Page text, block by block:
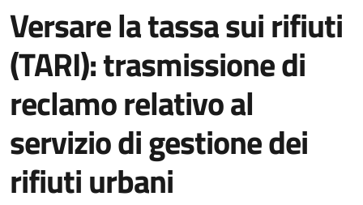
Versare la tassa sui rifiuti
(TARI): trasmissione di
reclamo relativo al
servizio di gestione dei
rifiuti urbani